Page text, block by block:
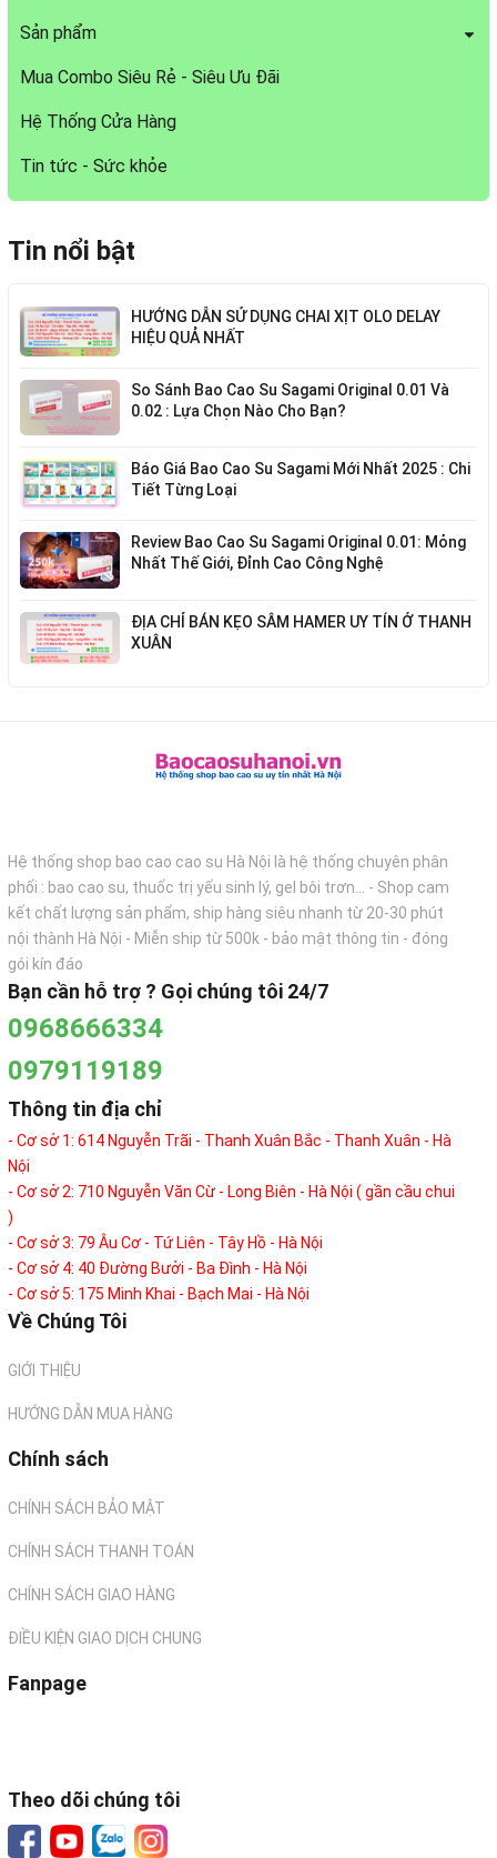
Sản phẩm
Mua Combo Siêu Rẻ - Siêu Ưu Đãi
Hệ Thống Cửa Hàng
Tin tức - Sức khỏe
Tin nổi bật
HƯỚNG DẪN SỬ DỤNG CHAI XỊT OLO DELAY
HIỆU QUẢ NHẤT
So Sánh Bao Cao Su Sagami Original 0.01 Và
0.02 : Lựa Chọn Nào Cho Bạn?
Báo Giá Bao Cao Su Sagami Mới Nhất 2025 : Chi
Tiết Từng Loại
Review Bao Cao Su Sagami Original 0.01: Mỏng
Nhất Thế Giới, Đỉnh Cao Công Nghệ
ĐỊA CHỈ BÁN KẸO SÂM HAMER UY TÍN Ở THANH
XUÂN
Hệ thống shop bao cao cao su Hà Nội là hệ thống chuyên phân
phối : bao cao su, thuốc trị yếu sinh lý, gel bôi trơn... - Shop cam
kết chất lượng sản phẩm, ship hàng siêu nhanh từ 20-30 phút
nội thành Hà Nội - Miễn ship từ 500k - bảo mật thông tin - đóng
gói kín đáo
Bạn cần hỗ trợ ? Gọi chúng tôi 24/7
0968666334
0979119189
Thông tin địa chỉ
- Cơ sở 1: 614 Nguyễn Trãi - Thanh Xuân Bắc - Thanh Xuân - Hà
Nội
- Cơ sở 2: 710 Nguyễn Văn Cừ - Long Biên - Hà Nội ( gần cầu chui
)
- Cơ sở 3: 79 Âu Cơ - Tứ Liên - Tây Hồ - Hà Nội
- Cơ sở 4: 40 Đường Bưởi - Ba Đình - Hà Nội
- Cơ sở 5: 175 Minh Khai - Bạch Mai - Hà Nội
Về Chúng Tôi
GIỚI THIỆU
HƯỚNG DẪN MUA HÀNG
Chính sách
CHÍNH SÁCH BẢO MẬT
CHÍNH SÁCH THANH TOÁN
CHÍNH SÁCH GIAO HÀNG
ĐIỀU KIỆN GIAO DỊCH CHUNG
Fanpage
Theo dõi chúng tôi